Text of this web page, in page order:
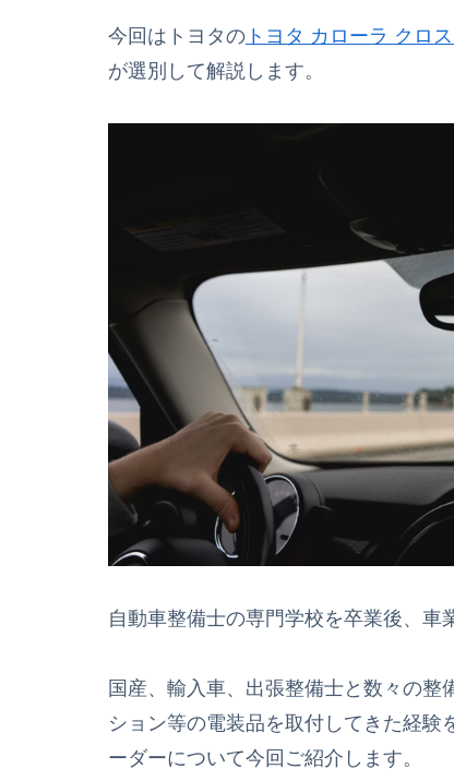
今回はトヨタの トヨタ カローラ クロス
が選別して解説します。
自動車整備士の専門学校を卒業後、車
国産、輸入車、出張整備士と数々の
ション等の電装品を取付してきた経験
ーダーについて今回ご紹介します。